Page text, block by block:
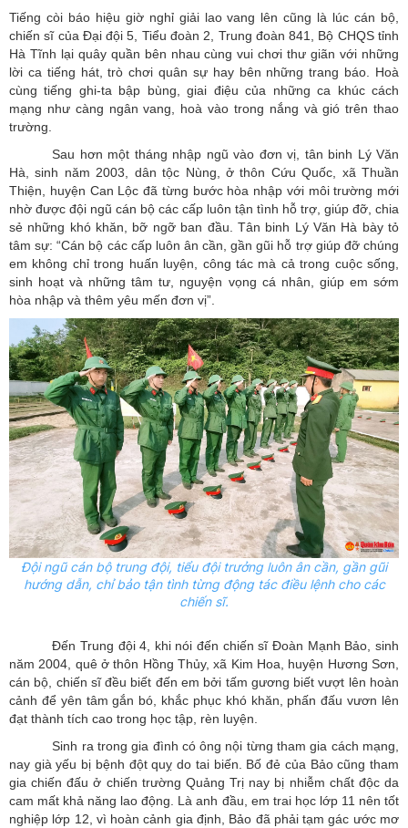
Tiếng còi báo hiệu giờ nghỉ giải lao vang lên cũng là lúc cán bộ,
chiến sĩ của Đại đội 5, Tiểu đoàn 2, Trung đoàn 841, Bộ CHQS tỉnh
Hà Tĩnh lại quây quần bên nhau cùng vui chơi thư giãn với những
lời ca tiếng hát, trò chơi quân sự hay bên những trang báo. Hoà
cùng tiếng ghi-ta bập bùng, giai điệu của những ca khúc cách
mạng như càng ngân vang, hoà vào trong nắng và gió trên thao
trường.
Sau hơn một tháng nhập ngũ vào đơn vị, tân binh Lý Văn
Hà, sinh năm 2003, dân tộc Nùng, ở thôn Cứu Quốc, xã Thuần
Thiện, huyện Can Lộc đã từng bước hòa nhập với môi trường mới
nhờ được đội ngũ cán bộ các cấp luôn tận tình hỗ trợ, giúp đỡ, chia
sẻ những khó khăn, bỡ ngỡ ban đầu. Tân binh Lý Văn Hà bày tỏ
tâm sự: “Cán bộ các cấp luôn ân cần, gần gũi hỗ trợ giúp đỡ chúng
em không chỉ trong huấn luyện, công tác mà cả trong cuộc sống,
sinh hoạt và những tâm tư, nguyện vọng cá nhân, giúp em sớm
hòa nhập và thêm yêu mến đơn vị”.
Đội ngũ cán bộ trung đội, tiểu đội trưởng luôn ân cần, gần gũi
hướng dẫn, chỉ bảo tận tình từng động tác điều lệnh cho các
chiến sĩ.
Đến Trung đội 4, khi nói đến chiến sĩ Đoàn Mạnh Bảo, sinh
năm 2004, quê ở thôn Hồng Thủy, xã Kim Hoa, huyện Hương Sơn,
cán bộ, chiến sĩ đều biết đến em bởi tấm gương biết vượt lên hoàn
cảnh để yên tâm gắn bó, khắc phục khó khăn, phấn đấu vươn lên
đạt thành tích cao trong học tập, rèn luyện.
Sinh ra trong gia đình có ông nội từng tham gia cách mạng,
nay già yếu bị bệnh đột quỵ do tai biến. Bố đẻ của Bảo cũng tham
gia chiến đấu ở chiến trường Quảng Trị nay bị nhiễm chất độc da
cam mất khả năng lao động. Là anh đầu, em trai học lớp 11 nên tốt
nghiệp lớp 12, vì hoàn cảnh gia định, Bảo đã phải tạm gác ước mơ